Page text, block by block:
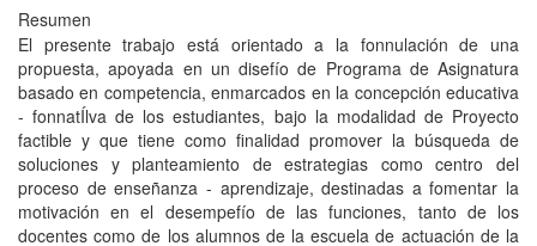
Resumen
El presente trabajo está orientado a la fonnulación de una
propuesta, apoyada en un disefío de Programa de Asignatura
basado en competencia, enmarcados en la concepción educativa
- fonnatÍlva de los estudiantes, bajo la modalidad de Proyecto
factible y que tiene como finalidad promover la búsqueda de
soluciones y planteamiento de estrategias como centro del
proceso de enseñanza - aprendizaje, destinadas a fomentar la
motivación en el desempefío de las funciones, tanto de los
docentes como de los alumnos de la escuela de actuación de la